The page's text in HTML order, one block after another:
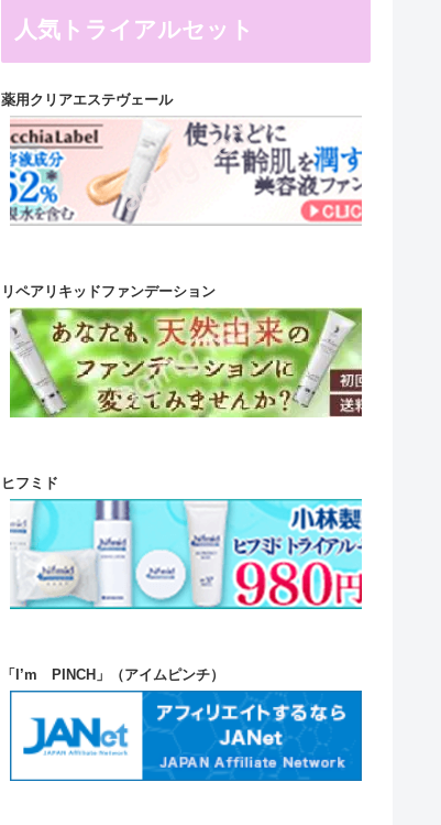
人気トライアルセット
薬用クリアエステヴェール
リペアリキッドファンデーション
ヒフミド
「I’m PINCH」（アイムピンチ）